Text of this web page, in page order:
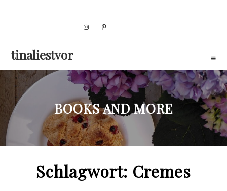
tinaliestvor
BOOKS AND MORE
Schlagwort: Cremes